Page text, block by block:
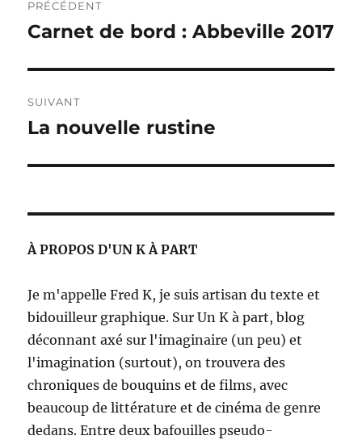
de
PRÉCÉDENT
Publication
Carnet de bord : Abbeville 2017
SUIVANT
Publication
La nouvelle rustine
À PROPOS D'UN K À PART
Je m'appelle Fred K, je suis artisan du texte et
bidouilleur graphique. Sur Un K à part, blog
déconnant axé sur l'imaginaire (un peu) et
l'imagination (surtout), on trouvera des
chroniques de bouquins et de films, avec
beaucoup de littérature et de cinéma de genre
dedans. Entre deux bafouilles pseudo-